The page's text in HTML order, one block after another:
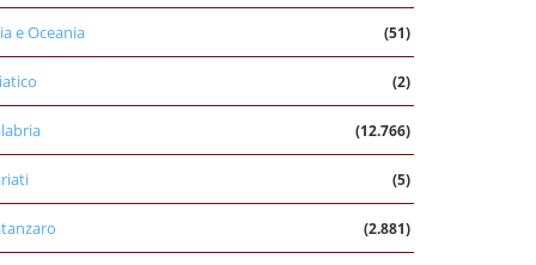
e Oceania (51)
(2)
(12.766)
(5)
(2.881)